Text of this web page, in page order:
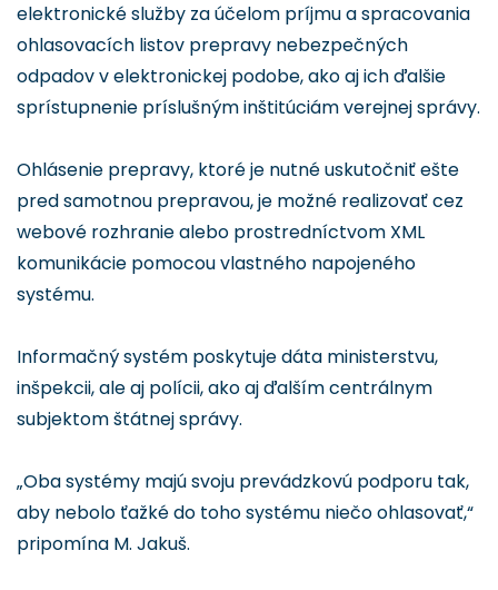
elektronické služby za účelom príjmu a spracovania
ohlasovacích listov prepravy nebezpečných
odpadov v elektronickej podobe, ako aj ich ďalšie
sprístupnenie príslušným inštitúciám verejnej správy.
Ohlásenie prepravy, ktoré je nutné uskutočniť ešte
pred samotnou prepravou, je možné realizovať cez
webové rozhranie alebo prostredníctvom XML
komunikácie pomocou vlastného napojeného
systému.
Informačný systém poskytuje dáta ministerstvu,
inšpekcii, ale aj polícii, ako aj ďalším centrálnym
subjektom štátnej správy.
„Oba systémy majú svoju prevádzkovú podporu tak,
aby nebolo ťažké do toho systému niečo ohlasovať,“
pripomína M. Jakuš.